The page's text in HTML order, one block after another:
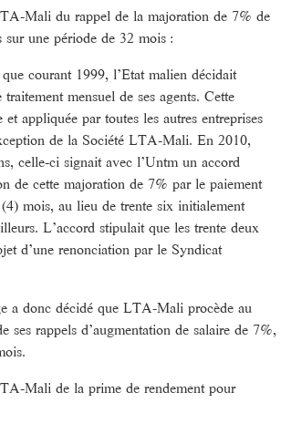
Mali du rappel de la majoration de 7% de
une période de 32 mois :
courant 1999, l’Etat malien décidait
mensuel de ses agents. Cette
et appliquée par toutes les autres entreprises
de la Société LTA-Mali. En 2010,
celle-ci signait avec l’Untm un accord
de cette majoration de 7% par le paiement
mois, au lieu de trente six initialement
L’accord stipulait que les trente deux
d’une renonciation par le Syndicat
a donc décidé que LTA-Mali procède au
ses rappels d’augmentation de salaire de 7%,
Mali de la prime de rendement pour